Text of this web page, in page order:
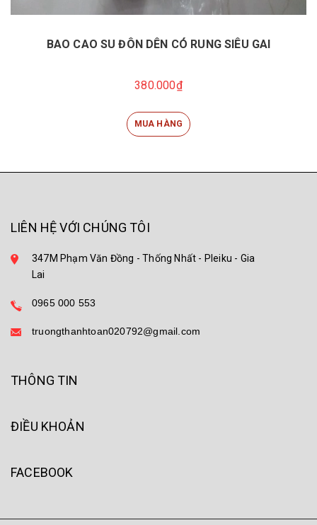
BAO CAO SU ĐÔN DÊN CÓ RUNG SIÊU GAI
380.000₫
MUA HÀNG
LIÊN HỆ VỚI CHÚNG TÔI
347M Phạm Văn Đồng - Thống Nhất - Pleiku - Gia
Lai
0965 000 553
truongthanhtoan020792@gmail.com
THÔNG TIN
ĐIỀU KHOẢN
FACEBOOK